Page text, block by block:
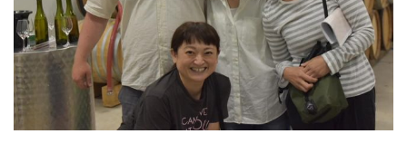
ャブリの現実を目の当たりにみて危機を抱いていた。 シャブリと
いう産地は、フランス中のワイン産地の中でも、“シャブリ”という
名前だけで黙っていても売れる産地であること。逆をいえば、何
も努力しなくても売れてしまう産地といえる。 つまり、ここに
は、お金儲けだけを目的にブルゴーニュの大手有名なネゴシアン
（ワイン商）が参入していて、畑には除草剤、化学肥料など化学